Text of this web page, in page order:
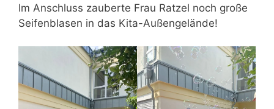
Im Anschluss zauberte Frau Ratzel noch große
Seifenblasen in das Kita-Außengelände!